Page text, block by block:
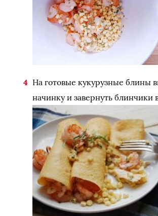
На готовые кукурузные блины
начинку и завернуть блинчики